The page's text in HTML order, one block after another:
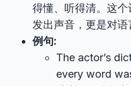
得懂、听得清。这
发出声音，更是对语
例句:
The actor’s
every word